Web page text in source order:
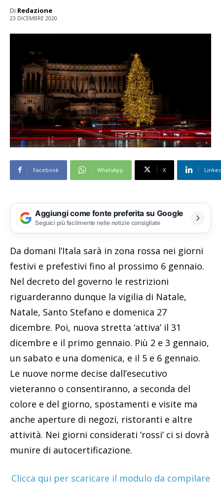
Di Redazione
23 DICEMBRE 2020
Facebook WhatsApp X
Aggiungi come fonte preferita su Google
Seguici più facilmente nelle notizie consigliate
Da domani l’Itala sarà in zona rossa nei giorni
festivi e prefestivi fino al prossimo 6 gennaio.
Nel decreto del governo le restrizioni
riguarderanno dunque la vigilia di Natale,
Natale, Santo Stefano e domenica 27
dicembre. Poi, nuova stretta ‘attiva’ il 31
dicembre e il primo gennaio. Più 2 e 3 gennaio,
un sabato e una domenica, e il 5 e 6 gennaio.
Le nuove norme decise dall’esecutivo
vieteranno o consentiranno, a seconda del
colore e del giorno, spostamenti e visite ma
anche aperture di negozi, ristoranti e altre
attività. Nei giorni considerati ‘rossi’ ci si dovrà
munire di autocertificazione.
Clicca qui per scaricare il modulo da compilare